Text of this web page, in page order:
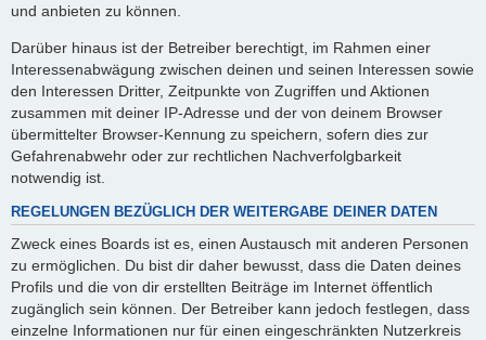
und anbieten zu können.
Darüber hinaus ist der Betreiber berechtigt, im Rahmen einer
Interessenabwägung zwischen deinen und seinen Interessen sowie
den Interessen Dritter, Zeitpunkte von Zugriffen und Aktionen
zusammen mit deiner IP-Adresse und der von deinem Browser
übermittelter Browser-Kennung zu speichern, sofern dies zur
Gefahrenabwehr oder zur rechtlichen Nachverfolgbarkeit
notwendig ist.
REGELUNGEN BEZÜGLICH DER WEITERGABE DEINER DATEN
Zweck eines Boards ist es, einen Austausch mit anderen Personen
zu ermöglichen. Du bist dir daher bewusst, dass die Daten deines
Profils und die von dir erstellten Beiträge im Internet öffentlich
zugänglich sein können. Der Betreiber kann jedoch festlegen, dass
einzelne Informationen nur für einen eingeschränkten Nutzerkreis